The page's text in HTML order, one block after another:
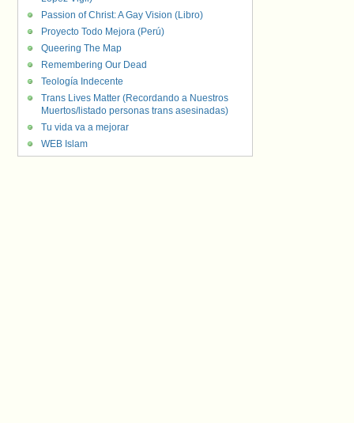
Passion of Christ: A Gay Vision (Libro)
Proyecto Todo Mejora (Perú)
Queering The Map
Remembering Our Dead
Teología Indecente
Trans Lives Matter (Recordando a Nuestros
Muertos/listado personas trans asesinadas)
Tu vida va a mejorar
WEB Islam